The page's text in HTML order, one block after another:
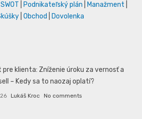
SWOT Podnikateľský plán Manažment
Obchod Dovolenka
pre klienta: Zníženie úroku za vernosť a
– Kedy sa to naozaj oplatí?
Lukáš Kroc No comments